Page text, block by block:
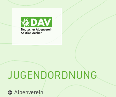
JUGENDORDNUNG
Alpenverein